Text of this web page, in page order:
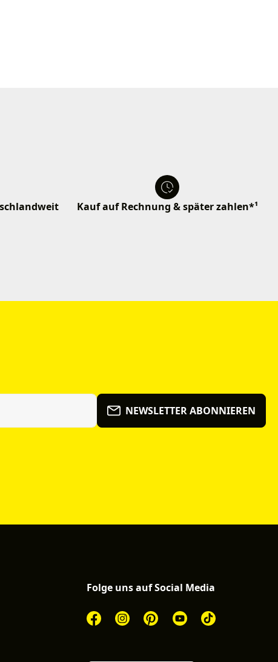
Kauf auf Rechnung & später zahlen*¹
NEWSLETTER ABONNIEREN
Folge uns auf Social Media